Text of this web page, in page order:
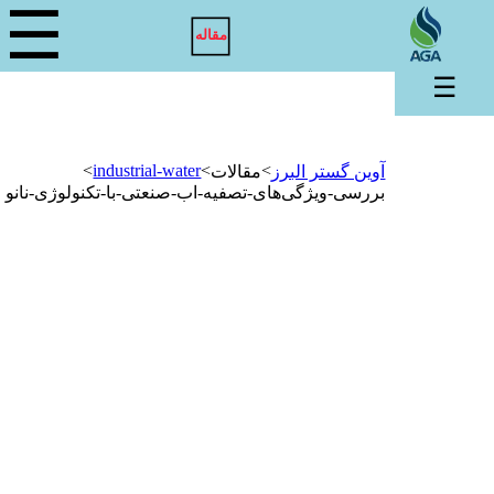
مقاله ☰
آوین گستر البرز >مقالات>
industrial-water
>
بررسی-ویژگی‌های-تصفیه-اب-صنعتی-با-تکنولوژی-نانو
☰